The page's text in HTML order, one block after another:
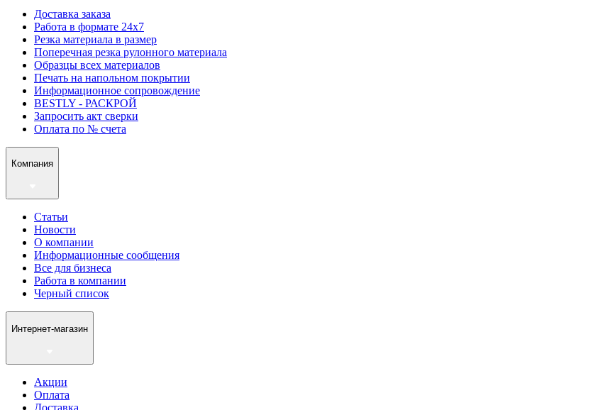
Доставка заказа
Работа в формате 24х7
Резка материала в размер
Поперечная резка рулонного материала
Образцы всех материалов
Печать на напольном покрытии
Информационное сопровождение
BESTLY - РАСКРОЙ
Запросить акт сверки
Оплата по № счета
Компания
Статьи
Новости
О компании
Информационные сообщения
Все для бизнеса
Работа в компании
Черный список
Интернет-магазин
Акции
Оплата
Доставка